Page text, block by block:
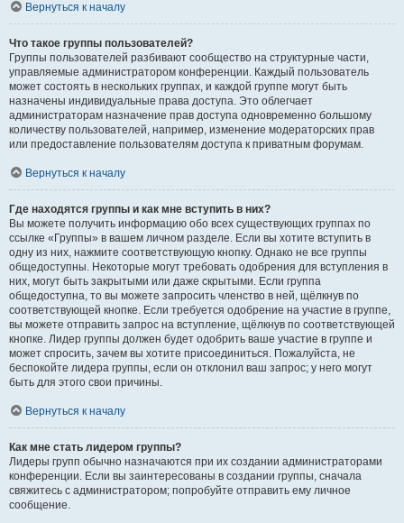
Вернуться к началу
Что такое группы пользователей?
Группы пользователей разбивают сообщество на структурные части,
управляемые администратором конференции. Каждый пользователь
может состоять в нескольких группах, и каждой группе могут быть
назначены индивидуальные права доступа. Это облегчает
администраторам назначение прав доступа одновременно большому
количеству пользователей, например, изменение модераторских прав
или предоставление пользователям доступа к приватным форумам.
Вернуться к началу
Где находятся группы и как мне вступить в них?
Вы можете получить информацию обо всех существующих группах по
ссылке «Группы» в вашем личном разделе. Если вы хотите вступить в
одну из них, нажмите соответствующую кнопку. Однако не все группы
общедоступны. Некоторые могут требовать одобрения для вступления в
них, могут быть закрытыми или даже скрытыми. Если группа
общедоступна, то вы можете запросить членство в ней, щёлкнув по
соответствующей кнопке. Если требуется одобрение на участие в группе,
вы можете отправить запрос на вступление, щёлкнув по соответствующей
кнопке. Лидер группы должен будет одобрить ваше участие в группе и
может спросить, зачем вы хотите присоединиться. Пожалуйста, не
беспокойте лидера группы, если он отклонил ваш запрос; у него могут
быть для этого свои причины.
Вернуться к началу
Как мне стать лидером группы?
Лидеры групп обычно назначаются при их создании администраторами
конференции. Если вы заинтересованы в создании группы, сначала
свяжитесь с администратором; попробуйте отправить ему личное
сообщение.